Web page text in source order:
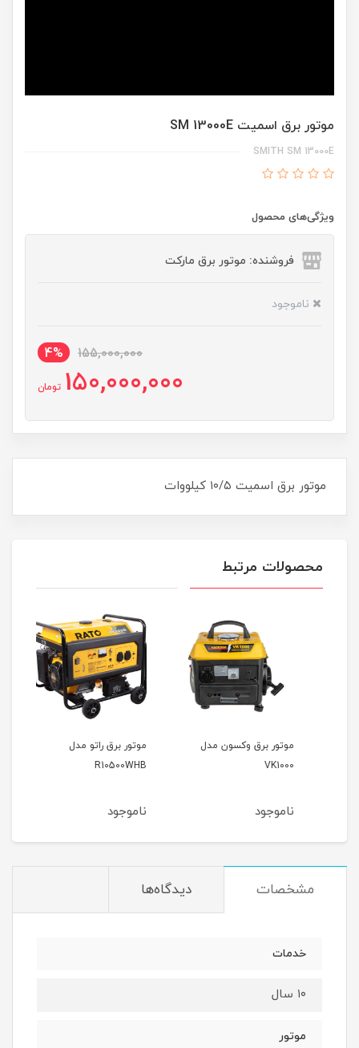
موتور برق اسمیت SM 13000E
SMITH SM 13000E
ویژگی‌های محصول
فروشنده: موتور برق مارکت
ناموجود
155,000,000
4%
150,000,000 تومان
موتور برق اسمیت ۱۰/۵ کیلووات
محصولات مرتبط
موتور برق وکسون مدل
VK1000
ناموجود
موتور برق راتو مدل
R10500WHB
ناموجود
مشخصات دیدگاه‌ها
خدمات
۱۰ سال
موتور